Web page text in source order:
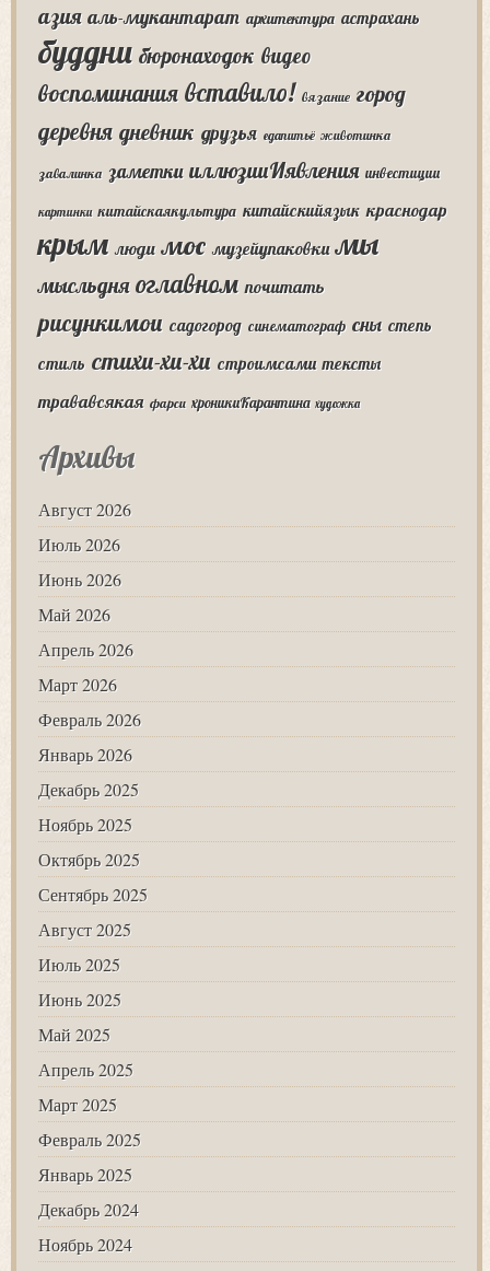
азия аль-мукантарат архитектура астрахань
буддни бюронаходок видео
воспоминания вставило! вязание город
деревня дневник друзья едапитьё животинка
завалинка заметки иллюзииИявления инвестиции
картинки китайскаякультура китайскийязык краснодар
крым люди мос музейупаковки мы
мысльдня оглавном почитать
рисункимои садогород синематограф сны степь
стиль стихи-хи-хи строимсами тексты
трававсякая фарси хроникиКарантина художка
Архивы
Август 2026
Июль 2026
Июнь 2026
Май 2026
Апрель 2026
Март 2026
Февраль 2026
Январь 2026
Декабрь 2025
Ноябрь 2025
Октябрь 2025
Сентябрь 2025
Август 2025
Июль 2025
Июнь 2025
Май 2025
Апрель 2025
Март 2025
Февраль 2025
Январь 2025
Декабрь 2024
Ноябрь 2024